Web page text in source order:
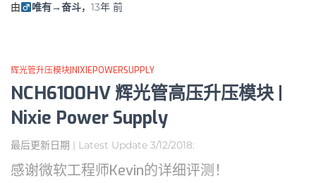
由
唯有→奋斗， 13年前
辉光管升压模块|NIXIEPOWERSUPPLY
NCH6100HV 辉光管高压升压模块 |
Nixie Power Supply
最后更新日期 | Latest Update 3/12/2018:
感谢微软工程师Kevin的详细评测！